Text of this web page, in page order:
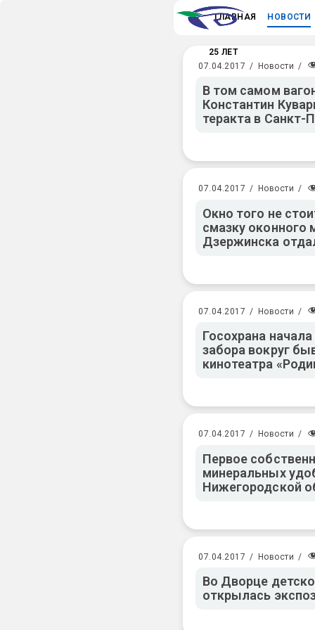
ГЛАВНАЯ НОВОСТИ
25 ЛЕТ
07.04.2017 / Новости /
В том самом
Константин
теракта в Санкт-
07.04.2017 / Новости /
Окно того не
смазку оконного
Дзержинска
07.04.2017 / Новости /
Госохрана
забора вокруг
кинотеатра
07.04.2017 / Новости /
Первое
минеральных
Нижегородской
07.04.2017 / Новости /
Во Дворце
открылась